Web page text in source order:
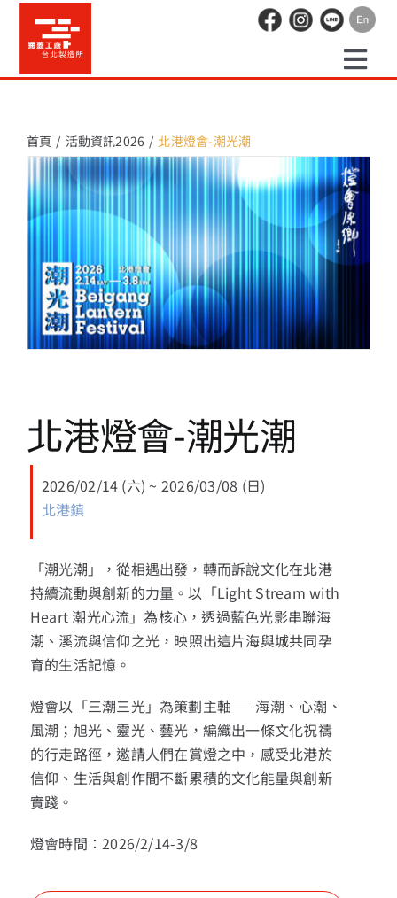
content
場地租借
活動紀錄
職人空間
辦公空間
13+實證場域
園區資源
關於我們
首頁 活動資訊2026 北港燈會-潮光潮
北港燈會-潮光潮
2026/02/14 (六) ~ 2026/03/08 (日)
北港鎮
「潮光潮」，從相遇出發， 轉而訴說文化在北港
持續流動與創新的力量。以「Light Stream with
Heart 潮光心流」為核心，透過藍色光影串聯海
潮、溪流與信仰之光， 映照出這片海與城共同孕
育的生活記憶。
燈會以「三潮三光」為策劃主軸——海潮、心潮、
風潮；旭光、 靈光、藝光，編織出一條文化祝禱
的行走路徑，邀請人們在賞燈之中，感受北港於
信仰、 生活與創作間不斷累積的文化能量與創新
實踐。
燈會時間：2026/2/14-3/8